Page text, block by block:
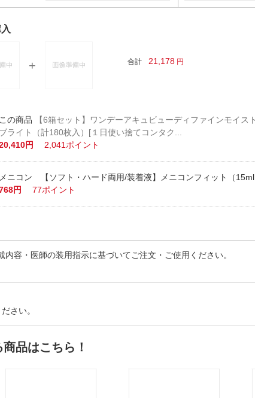
合計 21,178 円
【6箱セット】ワンデーアキュビューディファインモイス
ブライト（計180枚入）[１日使い捨てコンタク...
円
2,041ポイント
メニコン 【ソフト・ハード両用/装着液】メニコンフィット（
円
77ポイント
容・医師の装用指示に基づいてご注文・ご使用ください。
さい。
品はこちら！